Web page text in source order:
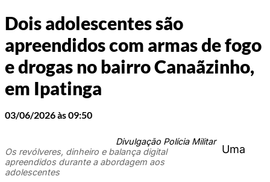
Dois adolescentes são
apreendidos com armas de fogo
e drogas no bairro Canaãzinho,
em Ipatinga
03/06/2026 às 09:50
Divulgação Polícia Militar
Os revólveres, dinheiro e balança digital
apreendidos durante a abordagem aos
adolescentes
Uma